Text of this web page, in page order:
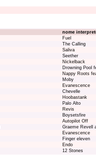
nome
Fuel
The Calling
Saliva
Seether
Nickelback
Drowning Pool
Nappy Roots
Moby
Evanescence
Chevelle
Hoobastank
Palo Alto
Revis
Boysetsfire
Autopilot Off
Graeme Revell
Evanescence
Finger eleven
Endo
12 Stones